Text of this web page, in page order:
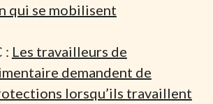
qui se mobilisent
: Les travailleurs de
demandent de
lorsqu’ils travaillent